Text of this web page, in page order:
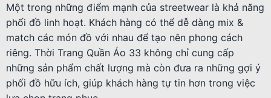
Một trong những điểm mạnh của streetwear là khả năng
phối đồ linh hoạt. Khách hàng có thể dễ dàng mix &
match các món đồ với nhau để tạo nên phong cách
riêng. Thời Trang Quần Áo 33 không chỉ cung cấp
những sản phẩm chất lượng mà còn đưa ra những gợi ý
phối đồ hữu ích, giúp khách hàng tự tin hơn trong việc